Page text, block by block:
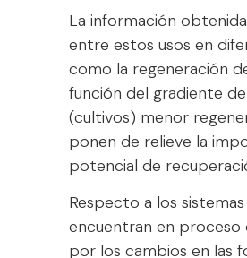
La información
entre estos usos en
como la regeneración
función del gradiente
(cultivos) menor
ponen de relieve la
potencial de
Respecto a los
encuentran en proceso
por los cambios en las